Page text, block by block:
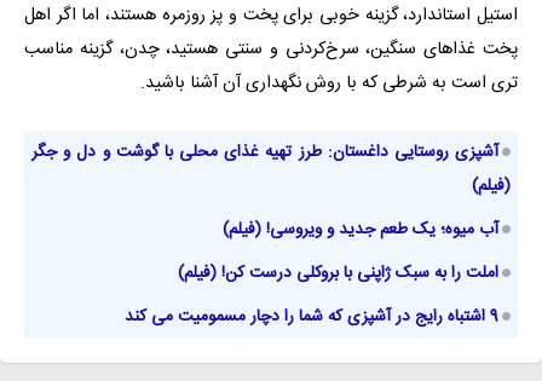
استیل استاندارد، گزینه خوبی‌ برای پخت و پز روزمره هستند، اما اگر اهل
پخت غذاهای سنگین، سرخ‌کردنی و سنتی هستید، چدن، گزینه مناسب
تری است به شرطی که با روش نگهداری آن آشنا باشید.
آشپزی روستایی داغستان: طرز تهیه غذای محلی با گوشت و دل و جگر
(فیلم)
آب میوه‌؛ یک طعم جدید و ویروسی! (فیلم)
املت را به سبک ژاپنی با بروکلی درست کن! (فیلم)
9 اشتباه رایج در آشپزی که شما را دچار مسمومیت می کند